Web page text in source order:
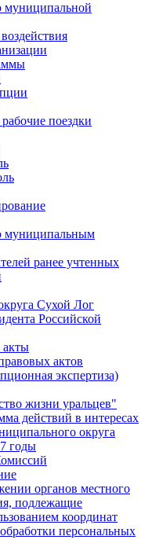
муниципальной
поездки
муниципальным
ранее учтенных
Сухой Лог
Российской
актов
экспертиза)
жизни уральцев"
действий в интересах
округа
годы
органов местного
подлежащие
координат
персональных